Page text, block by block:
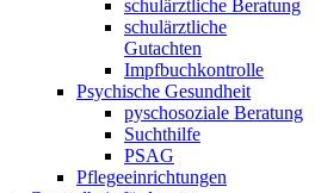
schulärztliche Beratung
schulärztliche
Gutachten
Impfbuchkontrolle
Psychische Gesundheit
pyschosoziale Beratung
Suchthilfe
PSAG
Pflegeeinrichtungen